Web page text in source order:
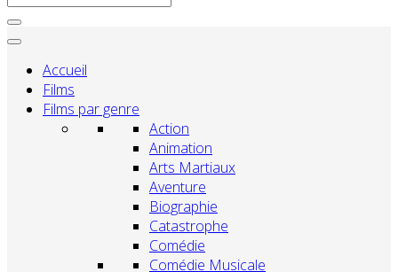
Accueil
Films
Films par genre
Action
Animation
Arts Martiaux
Aventure
Biographie
Catastrophe
Comédie
Comédie Musicale